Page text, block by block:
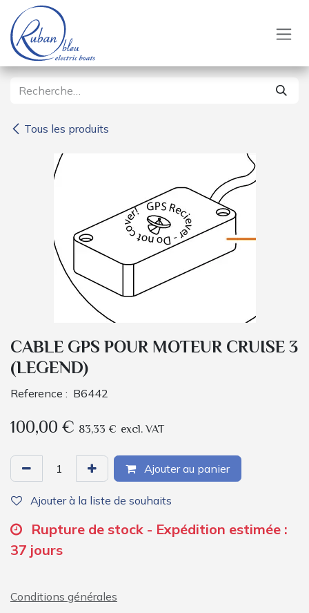
Se rendre au contenu
Tous les produits
CABLE GPS POUR MOTEUR CRUISE 3
(LEGEND)
Reference : B6442
100,00€ 83,33 € excl. VAT
Ajouter au panier
Ajouter à la liste de souhaits
Rupture de stock - Expédition estimée :
37 jours
Conditions générales